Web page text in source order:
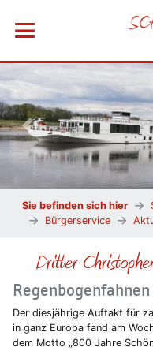
Menü öffnen
Vorheriges Bild
Sie befinden sich hier
Bürgerservice
Dritter
Der diesjährige Auftakt für
in ganz Europa fand am
dem Motto „800 Jahre